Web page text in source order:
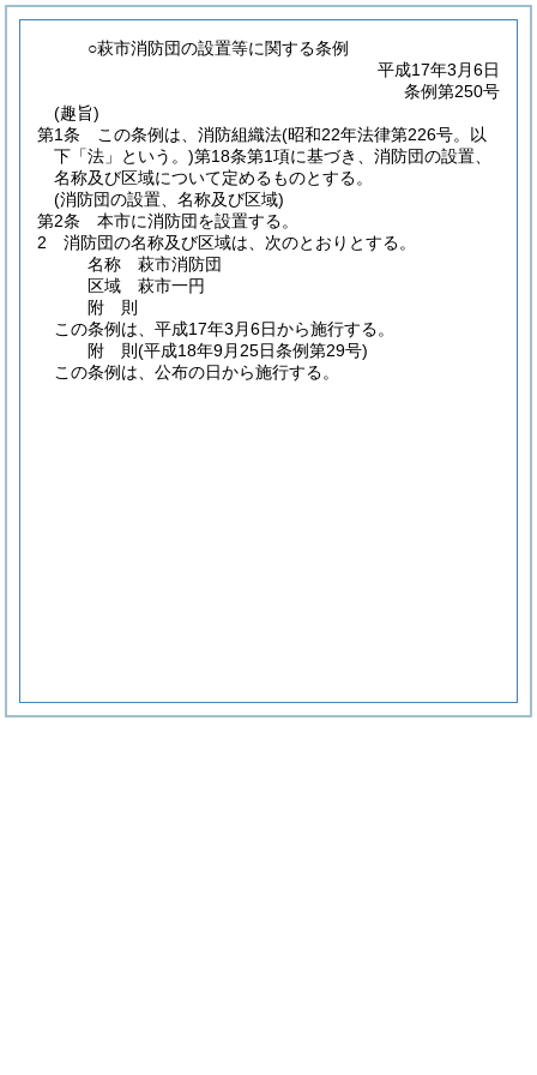
○萩市消防団の設置等に関する条例
平成17年3月6日
条例第250号
(趣旨)
第1条
この条例は、消防組織法(昭和22年法律第226号。以
下「法」という。)第18条第1項に基づき、消防団の設置、
名称及び区域について定めるものとする。
(消防団の設置、名称及び区域)
第2条
本市に消防団を設置する。
2
消防団の名称及び区域は、次のとおりとする。
名称 萩市消防団
区域 萩市一円
附 則
この条例は、平成17年3月6日から施行する。
附 則(平成18年9月25日条例第29号)
この条例は、公布の日から施行する。